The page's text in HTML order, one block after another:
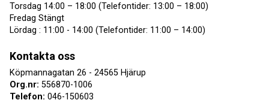
Torsdag 14:00 – 18:00 (Telefontider: 13:00 – 18:00)
Fredag Stängt
Lördag : 11:00 - 14:00 (Telefontider: 11:00 – 14:00)
Kontakta oss
Köpmannagatan 26 - 24565 Hjärup
Org.nr: 556870-1006
Telefon: 046-150603